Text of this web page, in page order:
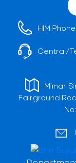
HIM
Central/
Mimar
Fairground